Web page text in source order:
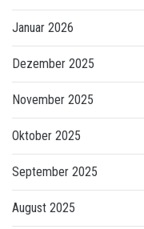
Januar 2026
Dezember 2025
November 2025
Oktober 2025
September 2025
August 2025